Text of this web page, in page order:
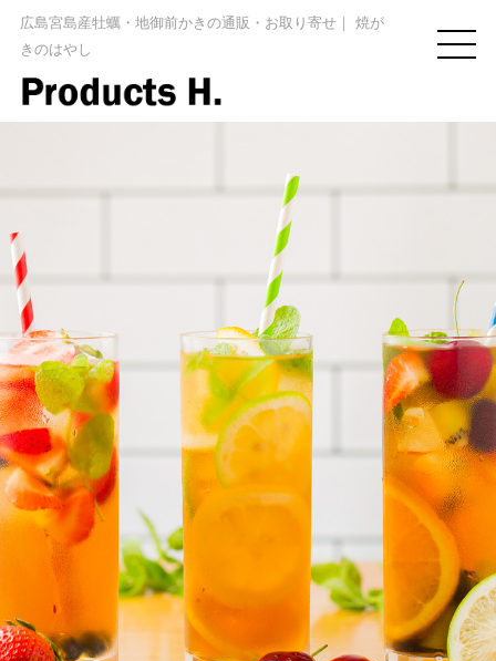
広島宮島産牡蠣・地御前かきの通販・お取り寄せ｜
焼が
きのはやし